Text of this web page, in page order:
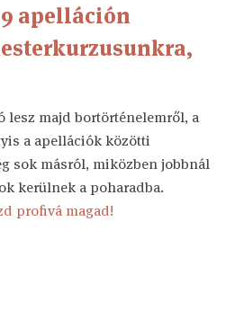
apelláción
lesz majd bortörténelemről, a
a apellációk közötti
sok másról, miközben jobbnál
kerülnek a poharadba.
profivá magad!